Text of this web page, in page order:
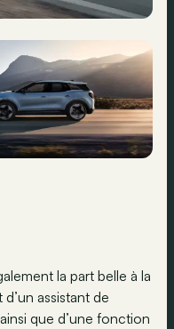
la part belle à la
assistant de
que d’une fonction